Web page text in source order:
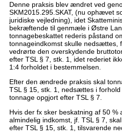
Denne praksis blev ændret ved
SKM2015.295.SKAT, (nu ophævet
juridiske vejledning), idet
bekræftende til genmæle i Østre
tonnagebeskattet rederis påstand
tonnageindkomst skulle nedsættes,
vedrørte den overskydende
efter TSL § 7, stk. 1, idet rederiet
1:4 forholdet i bestemmelsen.
Efter den ændrede praksis skal
TSL § 15, stk. 1, nedsættes i
tonnage opgjort efter TSL § 7.
Hvis der fx sker beskatning af 50 %
almindelig indkomst, jf. TSL § 7,
efter TSL § 15, stk. 1, tilsvarende